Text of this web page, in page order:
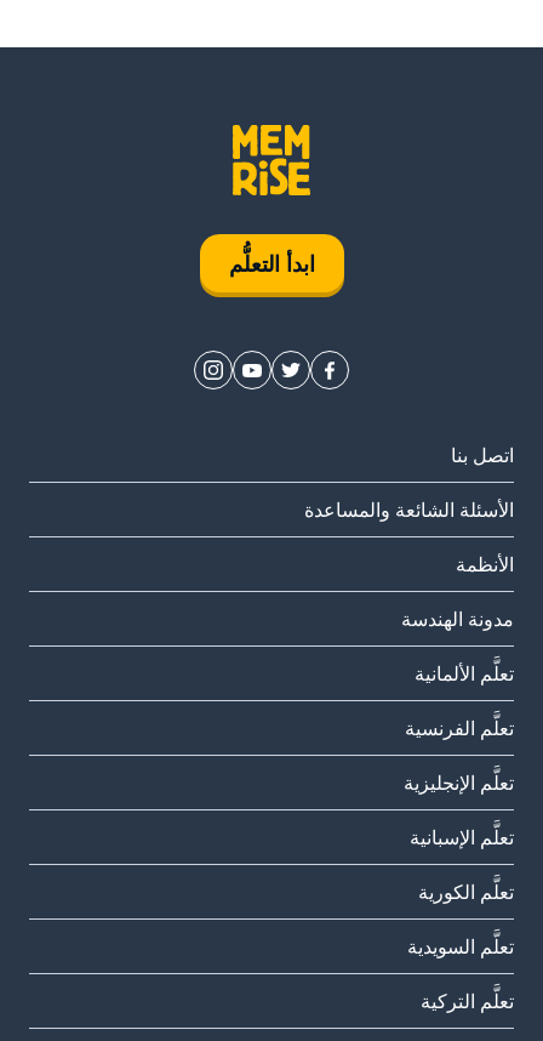
ابدأ التعلُّم
اتصل بنا
الأسئلة الشائعة والمساعدة
الأنظمة
مدونة الهندسة
تعلَّم الألمانية
تعلَّم الفرنسية
تعلَّم الإنجليزية
تعلَّم الإسبانية
تعلَّم الكورية
تعلَّم السويدية
تعلَّم التركية